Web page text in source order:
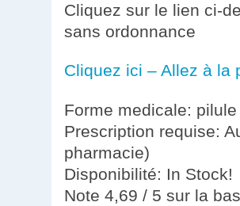
Cliquez sur le lien ci-
sans ordonnance
Cliquez ici – Allez à la
Forme medicale: pilule
Prescription requise:
pharmacie)
Disponibilité: In Stock!
Note 4,69 / 5 sur la